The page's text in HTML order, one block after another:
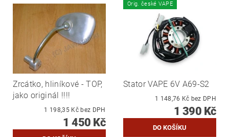
Zrcátko, hliníkové - TOP,
jako originál !!!!
1 198,35 Kč bez DPH
1 450 Kč
Orig. české VAPE
Stator VAPE 6V A69-S2
1 148,76 Kč bez DPH
1 390 Kč